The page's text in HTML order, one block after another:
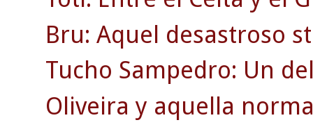
Bru: Aquel desastroso
Tucho Sampedro: Un
Oliveira y aquella